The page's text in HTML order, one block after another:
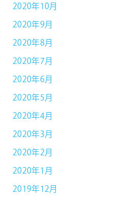
2020年10月
2020年9月
2020年8月
2020年7月
2020年6月
2020年5月
2020年4月
2020年3月
2020年2月
2020年1月
2019年12月